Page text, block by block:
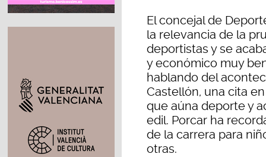
El concejal de
la relevancia de la
deportistas y se
y económico muy
hablando del
Castellón, una cita
que aúna deporte y
edil. Porcar ha
de la carrera para
otras.